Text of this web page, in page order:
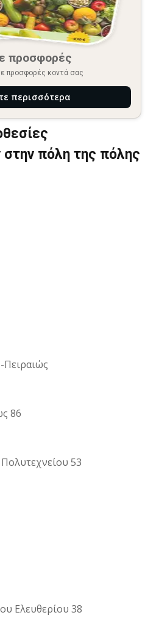
προσφορές
προσφορές κοντά σας
περισσότερα
πόλη της πόλης
86
53
Ελευθερίου 38